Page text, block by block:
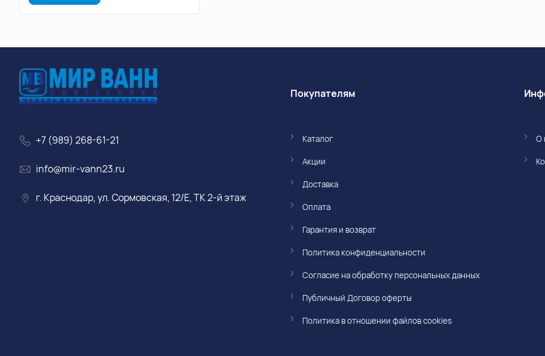
+7 (989) 268-61-21
info@mir-vann23.ru
г. Краснодар, ул. Сормовская, 12/Е, ТК 2-й этаж
Покупателям
Каталог
Акции
Доставка
Оплата
Гарантия и возврат
Политика конфиденциальности
Согласие на обработку персональных данных
Публичный Договор оферты
Политика в отношении файлов cookies
О